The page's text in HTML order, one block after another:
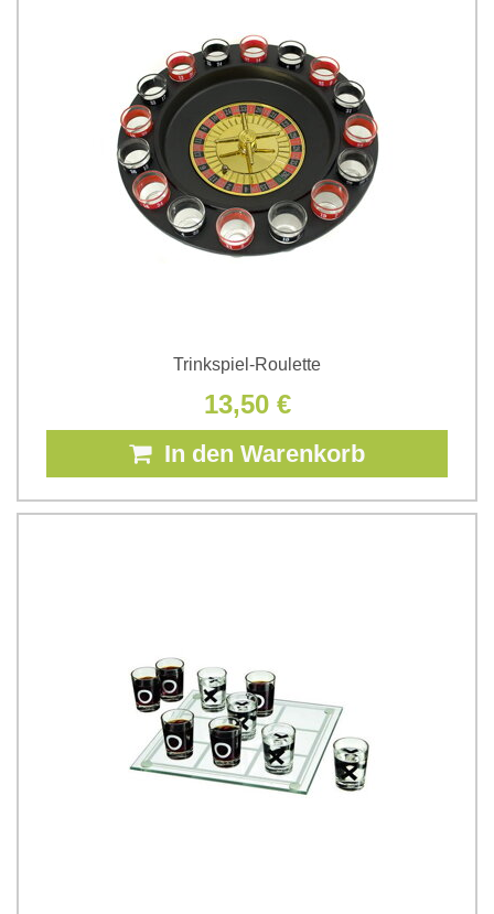
Trinkspiel-Roulette
13,50 €
In den Warenkorb